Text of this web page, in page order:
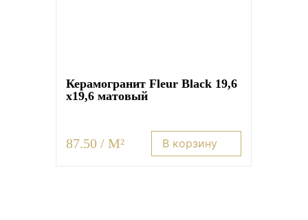
Керамогранит Fleur Black 19,6
x19,6 матовый
87.50 / M² В корзину